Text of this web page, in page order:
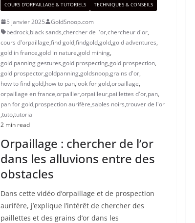
COURS D'ORPAILLAGE & TUTORIELS TECHNIQUES & CONSEILS
5 janvier 2025
GoldSnoop.com
bedrock,black sands,chercher de l'or,chercheur d'or,
cours d'orpaillage,find gold,findgold,gold,gold adventures,
gold in france,gold in nature,gold mining,
gold panning gestures,gold prospecting,gold prospection,
gold prospector,goldpanning,goldsnoop,grains d'or,
how to find gold,how to pan,look for gold,orpaillage,
orpaillage en france,orpailler,orpailleur,paillettes d'or,pan,
pan for gold,prospection aurifère,sables noirs,trouver de l'or
,tuto,tutorial
2 min read
Orpaillage : chercher de l’or
dans les alluvions entre des
obstacles
Dans cette vidéo d’orpaillage et de prospection
aurifère, j’explique l’intérêt de chercher des
paillettes et des grains d’or dans les